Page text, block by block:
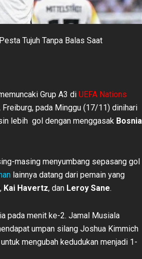
Pesta Tujuh Tanpa Balas Saat
Grup A3 di UEFA Nations
pada Minggu (17/11) dinihari
lebih gol dengan menggasak Bosnia
masing menyumbang sepasang gol
lainnya datang dari pemain yang
, Kai Havertz, dan Leroy Sane.
pada menit ke-2. Jamal Musiala
umpan silang Joshua Kimmich
mengubah kedudukan menjadi 1-